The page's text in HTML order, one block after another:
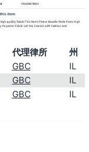
代理律所
州
GBC
IL
GBC
IL
GBC IL